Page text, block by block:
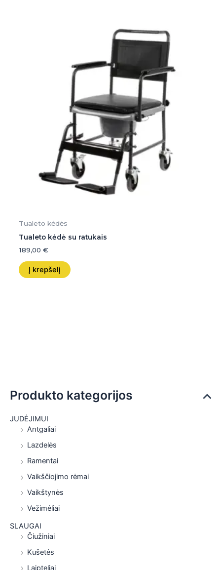
Produkto kategorijos
JUDĖJIMUI
Antgaliai
Lazdelės
Ramentai
Vaikščiojimo rėmai
Vaikštynės
Vežimėliai
SLAUGAI
Čiužiniai
Kušetės
Laipteliai
Tualeto kėdės
Tualeto kėdė su ratukais
189,00 €
Į krepšelį